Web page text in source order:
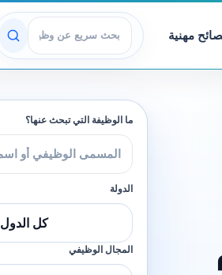
مهنية
عرض الوظائف
ما الوظيفة التي تبحث عنها؟
الدولة
كل الدول
المجال الوظيفي